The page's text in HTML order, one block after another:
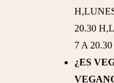
20.30
7 A
¿ES